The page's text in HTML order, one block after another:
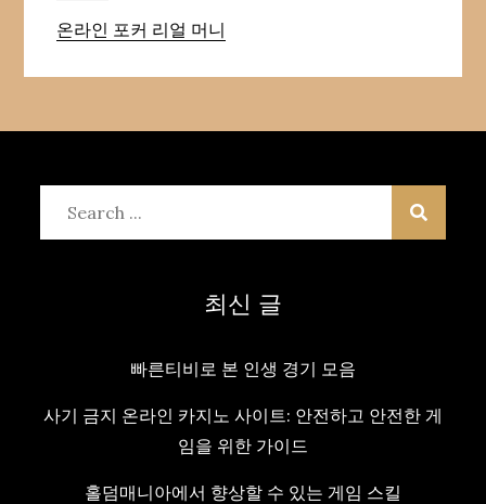
온라인 포커 리얼 머니
최신 글
빠른티비로 본 인생 경기 모음
사기 금지 온라인 카지노 사이트: 안전하고 안전한 게
임을 위한 가이드
홀덤매니아에서 향상할 수 있는 게임 스킬